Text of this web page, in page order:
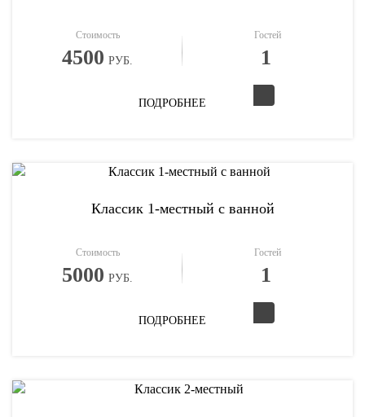
Стоимость
4500 РУБ.
Гостей
1
ПОДРОБНЕЕ
Классик 1-местный с ванной
Стоимость
5000 РУБ.
Гостей
1
ПОДРОБНЕЕ